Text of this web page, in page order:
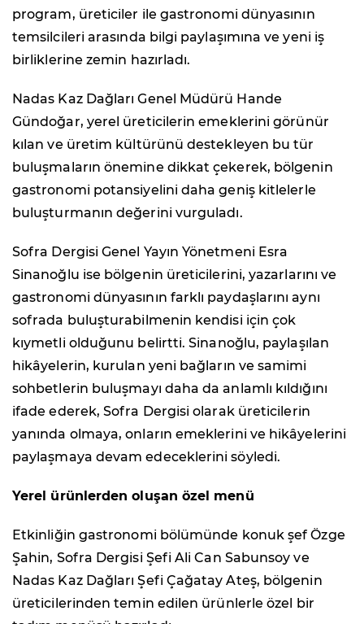
program, üreticiler ile gastronomi dünyasının
temsilcileri arasında bilgi paylaşımına ve yeni iş
birliklerine zemin hazırladı.
Nadas Kaz Dağları Genel Müdürü Hande
Gündoğar, yerel üreticilerin emeklerini görünür
kılan ve üretim kültürünü destekleyen bu tür
buluşmaların önemine dikkat çekerek, bölgenin
gastronomi potansiyelini daha geniş kitlelerle
buluşturmanın değerini vurguladı.
Sofra Dergisi Genel Yayın Yönetmeni Esra
Sinanoğlu ise bölgenin üreticilerini, yazarlarını ve
gastronomi dünyasının farklı paydaşlarını aynı
sofrada buluşturabilmenin kendisi için çok
kıymetli olduğunu belirtti. Sinanoğlu, paylaşılan
hikâyelerin, kurulan yeni bağların ve samimi
sohbetlerin buluşmayı daha da anlamlı kıldığını
ifade ederek, Sofra Dergisi olarak üreticilerin
yanında olmaya, onların emeklerini ve hikâyelerini
paylaşmaya devam edeceklerini söyledi.
Yerel ürünlerden oluşan özel menü
Etkinliğin gastronomi bölümünde konuk şef Özge
Şahin, Sofra Dergisi Şefi Ali Can Sabunsoy ve
Nadas Kaz Dağları Şefi Çağatay Ateş, bölgenin
üreticilerinden temin edilen ürünlerle özel bir